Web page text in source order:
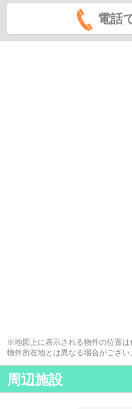
電話
※地図上に表示される物件の位置
物件所在地とは異なる場合がござい
周辺施設